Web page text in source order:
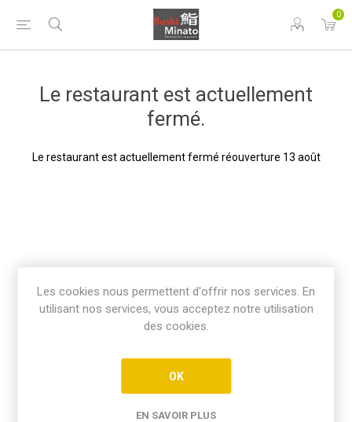
0
Le restaurant est actuellement
fermé.
Le restaurant est actuellement fermé réouverture 13 août
Les cookies nous permettent d'offrir nos services. En
utilisant nos services, vous acceptez notre utilisation
des cookies.
OK
EN SAVOIR PLUS